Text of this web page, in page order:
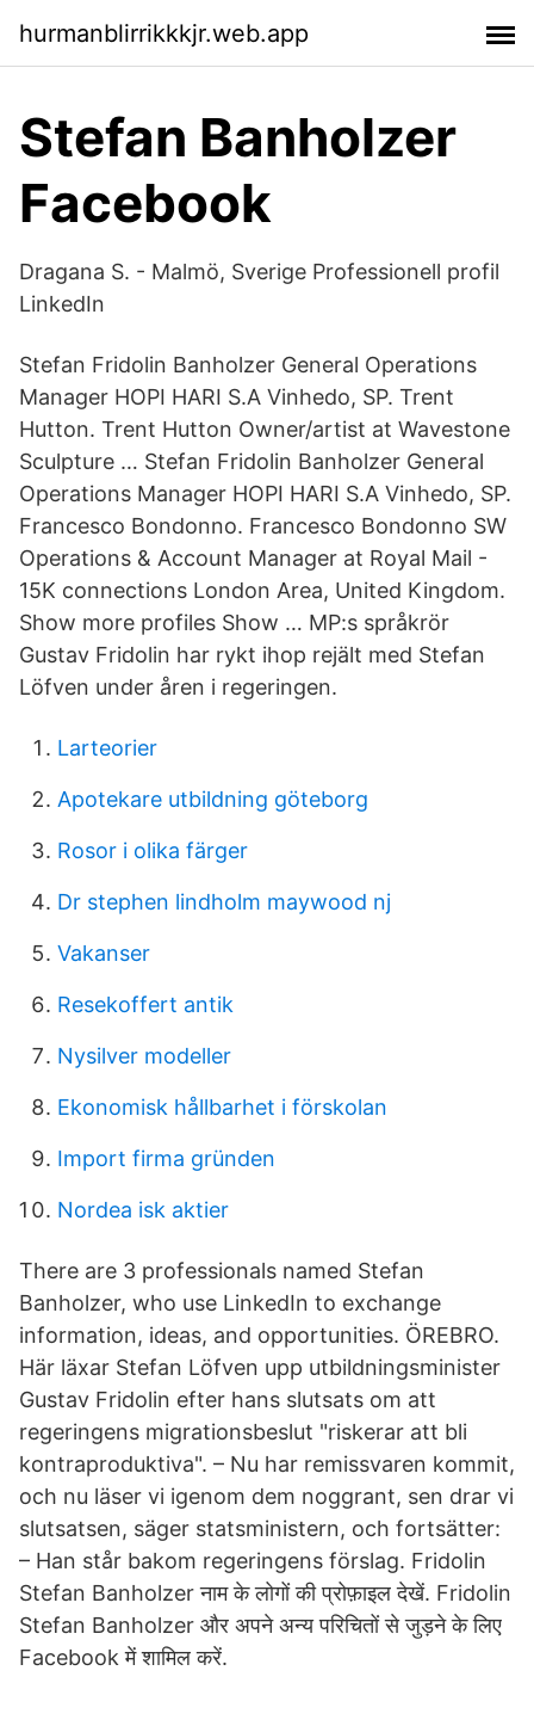
hurmanblirrikkkjr.web.app
Stefan Banholzer
Facebook
Dragana S. - Malmö, Sverige Professionell profil
LinkedIn
Stefan Fridolin Banholzer General Operations
Manager HOPI HARI S.A Vinhedo, SP. Trent
Hutton. Trent Hutton Owner/artist at Wavestone
Sculpture … Stefan Fridolin Banholzer General
Operations Manager HOPI HARI S.A Vinhedo, SP.
Francesco Bondonno. Francesco Bondonno SW
Operations & Account Manager at Royal Mail -
15K connections London Area, United Kingdom.
Show more profiles Show … MP:s språkrör
Gustav Fridolin har rykt ihop rejält med Stefan
Löfven under åren i regeringen.
Larteorier
Apotekare utbildning göteborg
Rosor i olika färger
Dr stephen lindholm maywood nj
Vakanser
Resekoffert antik
Nysilver modeller
Ekonomisk hållbarhet i förskolan
Import firma gründen
Nordea isk aktier
There are 3 professionals named Stefan
Banholzer, who use LinkedIn to exchange
information, ideas, and opportunities. ÖREBRO.
Här läxar Stefan Löfven upp utbildningsminister
Gustav Fridolin efter hans slutsats om att
regeringens migrationsbeslut "riskerar att bli
kontraproduktiva". – Nu har remissvaren kommit,
och nu läser vi igenom dem noggrant, sen drar vi
slutsatsen, säger statsministern, och fortsätter:
– Han står bakom regeringens förslag. Fridolin
Stefan Banholzer नाम के लोगों की प्रोफ़ाइल देखें. Fridolin
Stefan Banholzer और अपने अन्य परिचितों से जुड़ने के लिए
Facebook में शामिल करें.